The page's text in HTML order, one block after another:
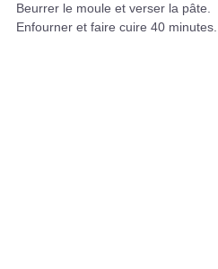
Beurrer le moule et verser la pâte.
Enfourner et faire cuire 40 minutes.